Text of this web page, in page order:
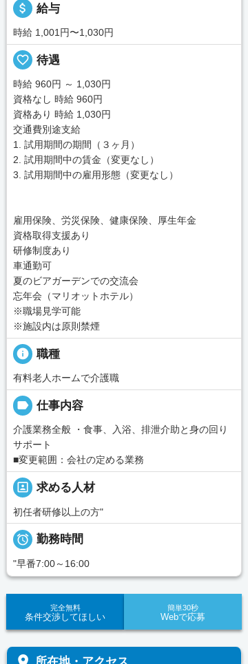
attach_money 給与
時給 1,001円〜1,030円
favorite_border 待遇
時給 960円 ～ 1,030円
資格なし 時給 960円
資格あり 時給 1,030円
交通費別途支給
1. 試用期間の期間（３ヶ月）
2. 試用期間中の賃金（変更なし）
3. 試用期間中の雇用形態（変更なし）
雇用保険、労災保険、健康保険、厚生年金
資格取得支援あり
研修制度あり
車通勤可
夏のビアガーデンでの交流会
忘年会（マリオットホテル）
※職場見学可能
※施設内は原則禁煙
info 職種
有料老人ホームで介護職
label 仕事内容
介護業務全般 ・食事、入浴、排泄介助と身の回り
サポート
■変更範囲：会社の定める業務
portrait 求める人材
初任者研修以上の方"
 勤務時間
"早番7:00～16:00
完全無料
条件交渉してほしい
簡単30秒
Webで応募